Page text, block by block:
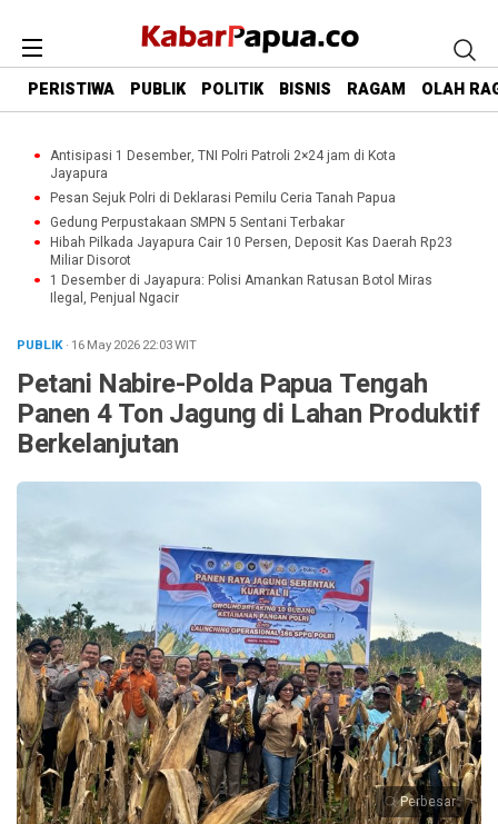
PERISTIWA PUBLIK POLITIK BISNIS RAGAM OLAH
Antisipasi 1 Desember, TNI Polri Patroli 2×24 jam di Kota
Jayapura
Pesan Sejuk Polri di Deklarasi Pemilu Ceria Tanah Papua
Gedung Perpustakaan SMPN 5 Sentani Terbakar
Hibah Pilkada Jayapura Cair 10 Persen, Deposit Kas Daerah Rp23
Miliar Disorot
1 Desember di Jayapura: Polisi Amankan Ratusan Botol Miras
Ilegal, Penjual Ngacir
PUBLIK· 16 May 202622:03WIT
Petani Nabire-Polda Papua Tengah
Panen 4 Ton Jagung di Lahan Produktif
Berkelanjutan
Perbesar